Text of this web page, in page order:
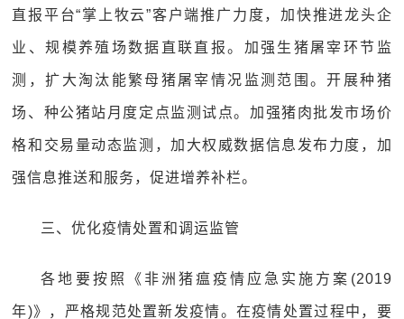
直报平台“掌上牧云”客户端推广力度，加快推进龙头企
业、规模养殖场数据直联直报。加强生猪屠宰环节监
测，扩大淘汰能繁母猪屠宰情况监测范围。开展种猪
场、种公猪站月度定点监测试点。加强猪肉批发市场价
格和交易量动态监测，加大权威数据信息发布力度，加
强信息推送和服务，促进增养补栏。
三、优化疫情处置和调运监管
各地要按照《非洲猪瘟疫情应急实施方案(2019
年)》，严格规范处置新发疫情。在疫情处置过程中，要